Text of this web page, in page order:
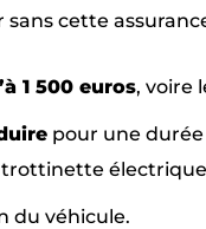
cette
1 500 euros, voire
pour une
trottinette
du véhicule.